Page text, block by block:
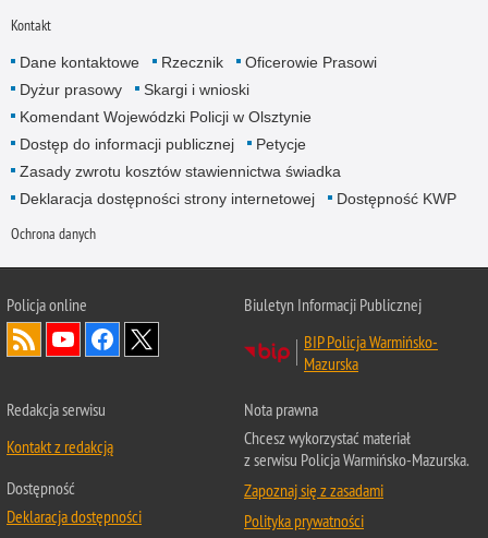
Kontakt
Dane kontaktowe Rzecznik
Oficerowie Prasowi
Dyżur prasowy
Skargi i wnioski
Komendant Wojewódzki Policji w Olsztynie
Dostęp do informacji publicznej
Petycje
Zasady zwrotu kosztów stawiennictwa świadka
Deklaracja dostępności strony internetowej
Dostępność KWP
Ochrona danych
Policja online
Biuletyn Informacji Publicznej
BIP Policja Warmińsko-
Mazurska
Redakcja serwisu
Kontakt z redakcją
Dostępność
Deklaracja dostępności
Nota prawna
Chcesz wykorzystać materiał
z serwisu Policja Warmińsko-Mazurska.
Zapoznaj się z zasadami
Polityka prywatności